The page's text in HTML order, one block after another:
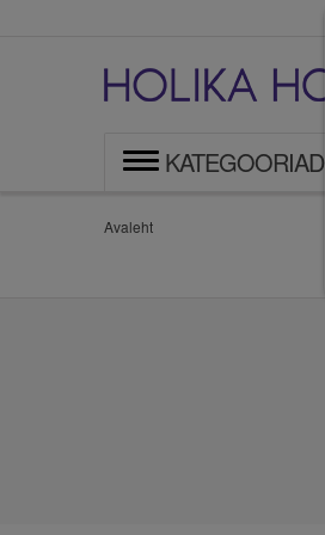
KATEGOORIAD
Avaleht